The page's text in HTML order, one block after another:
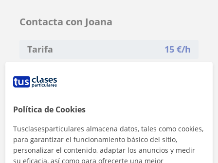
Contacta con Joana
Tarifa 15 €/h
Política de Cookies
Tusclasesparticulares almacena datos, tales como cookies,
para garantizar el funcionamiento básico del sitio,
personalizar el contenido, adaptar los anuncios y medir
su eficacia, así como para ofrecerte una mejor